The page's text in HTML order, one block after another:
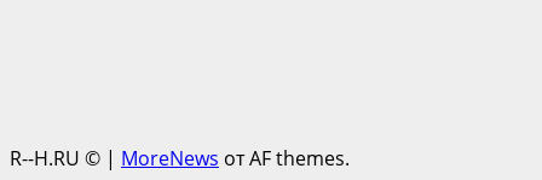
R--H.RU © | MoreNews от AF themes.